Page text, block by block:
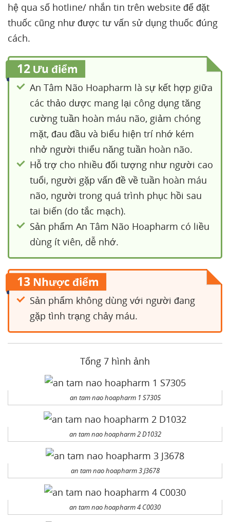
hệ qua số hotline/ nhắn tin trên website để đặt
thuốc cũng như được tư vấn sử dụng thuốc đúng
cách.
12 Ưu điểm
An Tâm Não Hoapharm là sự kết hợp giữa
các thảo dược mang lại công dụng tăng
cường tuần hoàn máu não, giảm chóng
mặt, đau đầu và biểu hiện trí nhớ kém
nhở người thiểu năng tuần hoàn não.
Hỗ trợ cho nhiều đối tượng như người cao
tuổi, người gặp vấn đề về tuần hoàn máu
não, người trong quá trình phục hồi sau
tai biến (do tắc mạch).
Sản phẩm An Tâm Não Hoapharm có liều
dùng ít viên, dễ nhớ.
13 Nhược điểm
Sản phẩm không dùng với người đang
gặp tình trạng chảy máu.
Tổng 7 hình ảnh
an tam nao hoapharm 1 S7305
an tam nao hoapharm 2 D1032
an tam nao hoapharm 3 J3678
an tam nao hoapharm 4 C0030